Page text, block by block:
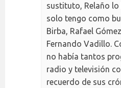
sustituto, Relaño lo
solo tengo como
Birba, Rafael
Fernando Vadillo.
no había tantos
radio y televisión
recuerdo de sus